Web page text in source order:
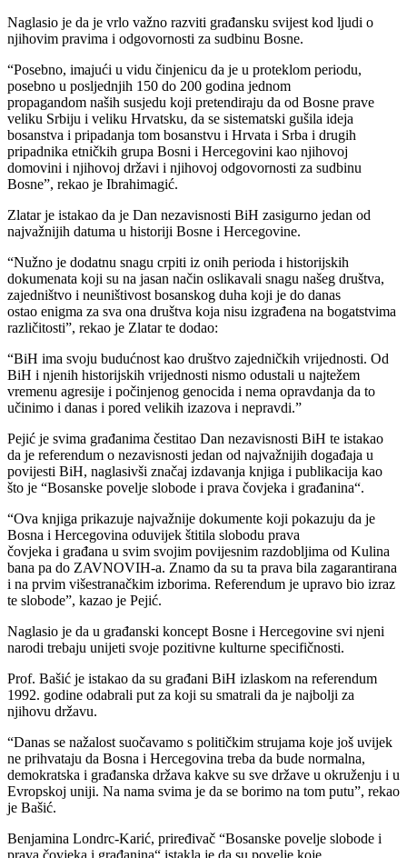
Naglasio je da je vrlo važno razviti građansku svijest kod ljudi o
njihovim pravima i odgovornosti za sudbinu Bosne.
“Posebno, imajući u vidu činjenicu da je u proteklom periodu,
posebno u posljednjih 150 do 200 godina jednom
propagandom naših susjedu koji pretendiraju da od Bosne prave
veliku Srbiju i veliku Hrvatsku, da se sistematski gušila ideja
bosanstva i pripadanja tom bosanstvu i Hrvata i Srba i drugih
pripadnika etničkih grupa Bosni i Hercegovini kao njihovoj
domovini i njihovoj državi i njihovoj odgovornosti za sudbinu
Bosne”, rekao je Ibrahimagić.
Zlatar je istakao da je Dan nezavisnosti BiH zasigurno jedan od
najvažnijih datuma u historiji Bosne i Hercegovine.
“Nužno je dodatnu snagu crpiti iz onih perioda i historijskih
dokumenata koji su na jasan način oslikavali snagu našeg društva,
zajedništvo i neuništivost bosanskog duha koji je do danas
ostao enigma za sva ona društva koja nisu izgrađena na bogatstvima
različitosti”, rekao je Zlatar te dodao:
“BiH ima svoju budućnost kao društvo zajedničkih vrijednosti. Od
BiH i njenih historijskih vrijednosti nismo odustali u najtežem
vremenu agresije i počinjenog genocida i nema opravdanja da to
učinimo i danas i pored velikih izazova i nepravdi.”
Pejić je svima građanima čestitao Dan nezavisnosti BiH te istakao
da je referendum o nezavisnosti jedan od najvažnijih događaja u
povijesti BiH, naglasivši značaj izdavanja knjiga i publikacija kao
što je “Bosanske povelje slobode i prava čovjeka i građanina“.
“Ova knjiga prikazuje najvažnije dokumente koji pokazuju da je
Bosna i Hercegovina oduvijek štitila slobodu prava
čovjeka i građana u svim svojim povijesnim razdobljima od Kulina
bana pa do ZAVNOVIH-a. Znamo da su ta prava bila zagarantirana
i na prvim višestranačkim izborima. Referendum je upravo bio izraz
te slobode”, kazao je Pejić.
Naglasio je da u građanski koncept Bosne i Hercegovine svi njeni
narodi trebaju unijeti svoje pozitivne kulturne specifičnosti.
Prof. Bašić je istakao da su građani BiH izlaskom na referendum
1992. godine odabrali put za koji su smatrali da je najbolji za
njihovu državu.
“Danas se nažalost suočavamo s političkim strujama koje još uvijek
ne prihvataju da Bosna i Hercegovina treba da bude normalna,
demokratska i građanska država kakve su sve države u okruženju i u
Evropskoj uniji. Na nama svima je da se borimo na tom putu”, rekao
je Bašić.
Benjamina Londrc-Karić, priređivač “Bosanske povelje slobode i
prava čovjeka i građanina“ istakla je da su povelje koje